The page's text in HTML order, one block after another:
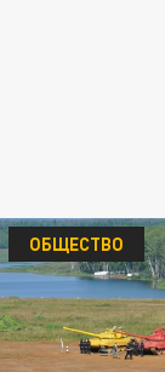
ОБЩЕСТВО